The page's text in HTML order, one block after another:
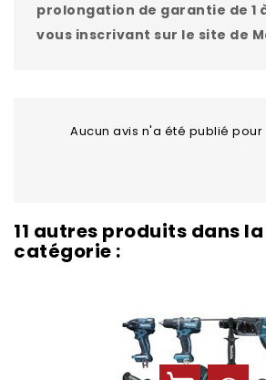
prolongation de garantie de 1
vous inscrivant sur le site de
Aucun avis n'a été publié pour
11 autres produits dans
catégorie :